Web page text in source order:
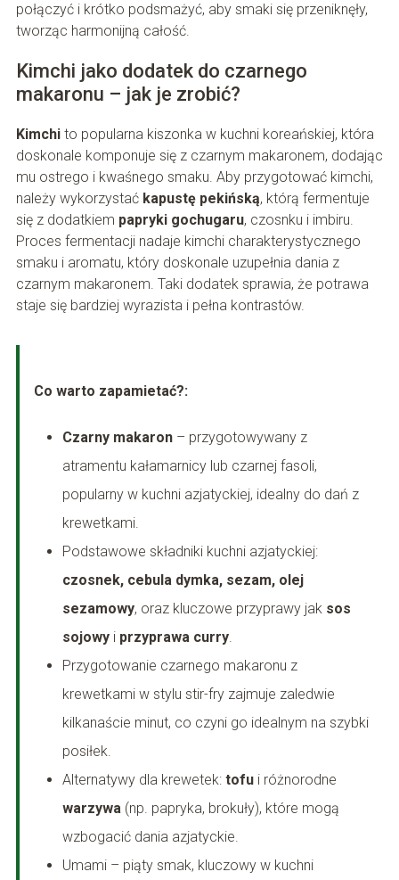
połączyć i krótko podsmażyć, aby smaki się przeniknęły,
tworząc harmonijną całość.
Kimchi jako dodatek do czarnego
makaronu – jak je zrobić?
Kimchito popularna kiszonka w kuchni koreańskiej, która
doskonale komponuje się z czarnym makaronem, dodając
mu ostrego i kwaśnego smaku. Aby przygotować kimchi,
należy wykorzystać kapustę pekińską, którą fermentuje
się z dodatkiem papryki gochugaru, czosnku i imbiru.
Proces fermentacji nadaje kimchi charakterystycznego
smaku i aromatu, który doskonale uzupełnia dania z
czarnym makaronem. Taki dodatek sprawia, że potrawa
staje się bardziej wyrazista i pełna kontrastów.
Co warto zapamietać?:
Czarny makaron– przygotowywany z
atramentu kałamarnicy lub czarnej fasoli,
popularny w kuchni azjatyckiej, idealny do dań z
krewetkami.
Podstawowe składniki kuchni azjatyckiej:
czosnek, cebula dymka, sezam, olej
sezamowy, oraz kluczowe przyprawy jak sos
sojowyi przyprawa curry.
Przygotowanie czarnego makaronu z
krewetkami w stylu stir-fry zajmuje zaledwie
kilkanaście minut, co czyni go idealnym na szybki
posiłek.
Alternatywy dla krewetek: tofui różnorodne
warzywa(np. papryka, brokuły), które mogą
wzbogacić dania azjatyckie.
Umami – piąty smak, kluczowy w kuchni